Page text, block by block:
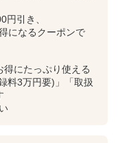
引き、
になるクーポンで
にたっぷり使える
料3万円要)」「取扱